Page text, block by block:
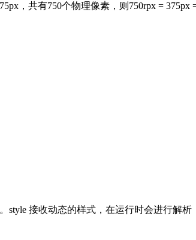
，共有750个物理像素，则750rpx = 375px
style 接收动态的样式，在运行时会进行解